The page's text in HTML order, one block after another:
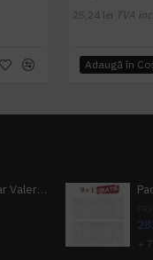
25,24 lei TVA
Adaugă în
Pachet Uscator par Valera Action Super Plus + GRATUIT Sampon si gel de dus Tork
+